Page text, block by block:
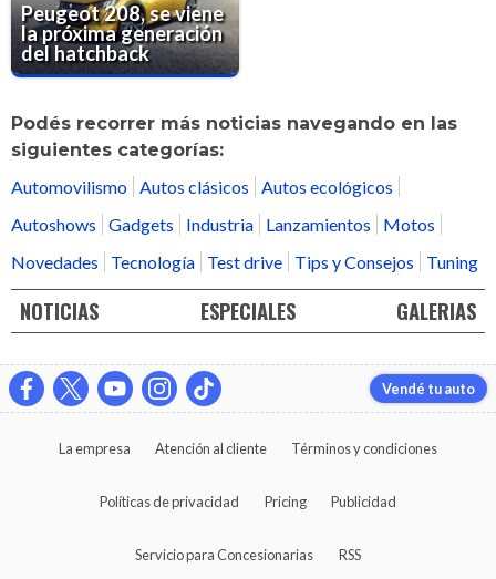
Peugeot 208, se viene
la próxima generación
del hatchback
Podés recorrer más noticias navegando en las
siguientes categorías:
Automovilismo
Autos clásicos
Autos ecológicos
Autoshows
Gadgets Industria Lanzamientos
Motos
Novedades
Tecnología Test drive Tips y Consejos Tuning
NOTICIAS ESPECIALES GALERIAS
Vendé tu auto
La empresa Atención al cliente Términos y condiciones
Políticas de privacidad Pricing Publicidad
Servicio para Concesionarias RSS